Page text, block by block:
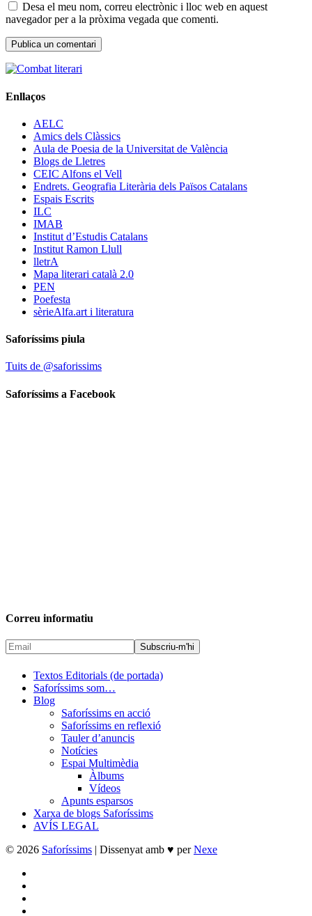
Desa el meu nom, correu electrònic i lloc web en aquest
navegador per a la pròxima vegada que comenti.
Enllaços
AELC
Amics dels Clàssics
Aula de Poesia de la Universitat de València
Blogs de Lletres
CEIC Alfons el Vell
Endrets. Geografia Literària dels Països Catalans
Espais Escrits
ILC
IMAB
Institut d’Estudis Catalans
Institut Ramon Llull
lletrA
Mapa literari català 2.0
PEN
Poefesta
sèrieAlfa.art i literatura
Saforíssims piula
Tuits de @saforissims
Saforíssims a Facebook
Correu informatiu
Textos Editorials (de portada)
Saforíssims som…
Blog
Saforíssims en acció
Saforíssims en reflexió
Tauler d’anuncis
Notícies
Espai Multimèdia
Àlbums
Vídeos
Apunts esparsos
Xarxa de blogs Saforíssims
AVÍS LEGAL
© 2026 Saforíssims | Dissenyat amb ♥ perNexe